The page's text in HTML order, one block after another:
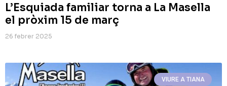
L’Esquiada familiar torna a La Masella
el pròxim 15 de març
26 febrer 2025
VIURE A TIANA